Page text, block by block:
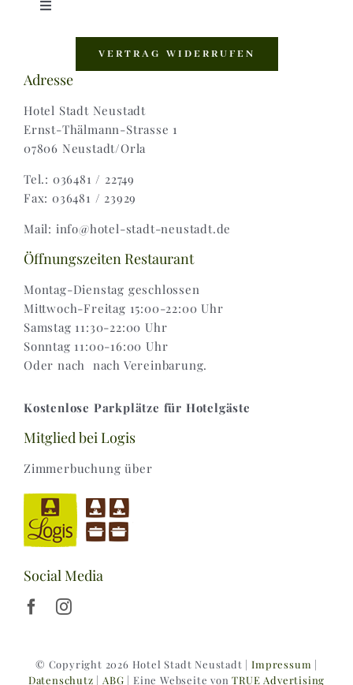
Toggle
Zahlungsweisen |
Widerruf |
Versand & Lieferung
VERTRAG WIDERRUFEN
Adresse
Hotel Stadt Neustadt
Ernst-Thälmann-Strasse 1
07806 Neustadt/Orla
Tel.: 036481 / 22749
Fax: 036481 / 23929
Mail: info@hotel-stadt-neustadt.de
Öffnungszeiten Restaurant
Montag-Dienstag geschlossen
Mittwoch-Freitag 15:00-22:00 Uhr
Samstag 11:30-22:00 Uhr
Sonntag 11:00-16:00 Uhr
Oder nach nach Vereinbarung.
Kostenlose Parkplätze für Hotelgäste
Mitglied bei Logis
Zimmerbuchung über
Social Media
© Copyright 2026 Hotel Stadt Neustadt |Impressum |
Datenschutz |ABG | Eine Webseite vonTRUE Advertising